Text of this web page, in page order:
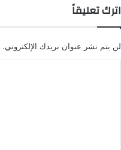
اترك تعليقاً
لن يتم نشر عنوان بريدك الإلكتروني.